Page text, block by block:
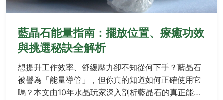
藍晶石能量指南：擺放位置、療癒功效
與挑選秘訣全解析
想提升工作效率、舒緩壓力卻不知從何下手？藍晶石
被譽為「能量導管」，但你真的知道如何正確使用它
嗎？本文由10年水晶玩家深入剖析藍晶石的真正能量